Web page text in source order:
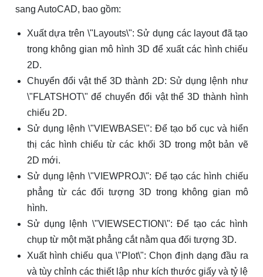
sang AutoCAD, bao gồm:
Xuất dựa trên \"Layouts\": Sử dụng các layout đã tạo
trong không gian mô hình 3D để xuất các hình chiếu
2D.
Chuyển đổi vật thể 3D thành 2D: Sử dụng lệnh như
\"FLATSHOT\" để chuyển đổi vật thể 3D thành hình
chiếu 2D.
Sử dụng lệnh \"VIEWBASE\": Để tạo bố cục và hiển
thị các hình chiếu từ các khối 3D trong một bản vẽ
2D mới.
Sử dụng lệnh \"VIEWPROJ\": Để tạo các hình chiếu
phẳng từ các đối tượng 3D trong không gian mô
hình.
Sử dụng lệnh \"VIEWSECTION\": Để tạo các hình
chụp từ một mặt phẳng cắt nằm qua đối tượng 3D.
Xuất hình chiếu qua \"Plot\": Chọn định dạng đầu ra
và tùy chỉnh các thiết lập như kích thước giấy và tỷ lệ